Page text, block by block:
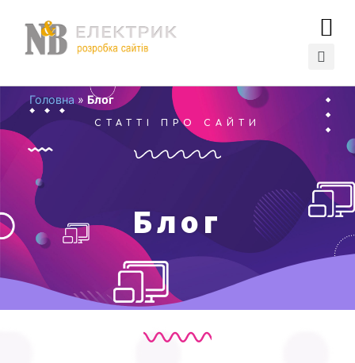
СТАТТІ ПРО САЙТИ
Головна » Блог
Блог